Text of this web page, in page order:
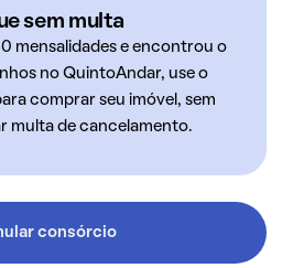
sem multa
mensalidades e encontrou o
no QuintoAndar, use o
comprar seu imóvel, sem
multa de cancelamento.
consórcio